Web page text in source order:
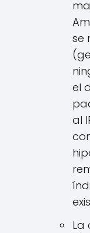
se
el
al
La